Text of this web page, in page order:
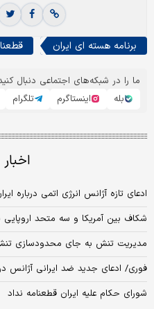
برنامه هسته ای ایران
ما را در شبکه‌های اجتماعی دنبال
بله
اینستاگرم تلگرام
ادعای تازه آژانس انرژی اتمی درباره
شکاف بین آمریکا و سه متحد اروپایی
مدیریت تنش به جای محدودسازی
فوری/ ادعای جدید ضد ایرانی آژانس
شورای حکام علیه ایران قطعنامه نداد